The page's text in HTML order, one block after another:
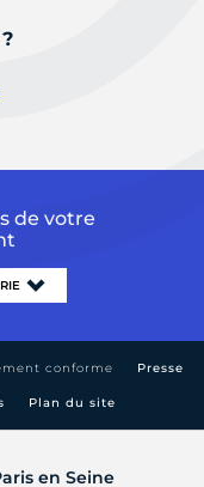
en Seine
de votre
conforme Presse
Plan du site